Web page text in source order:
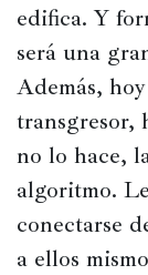
edifica. Y
será una
Además,
transgresor,
no lo hace,
algoritmo.
conectarse
a ellos